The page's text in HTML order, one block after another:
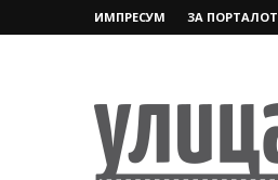
ИМПРЕСУМ ЗА ПОРТАЛОТ